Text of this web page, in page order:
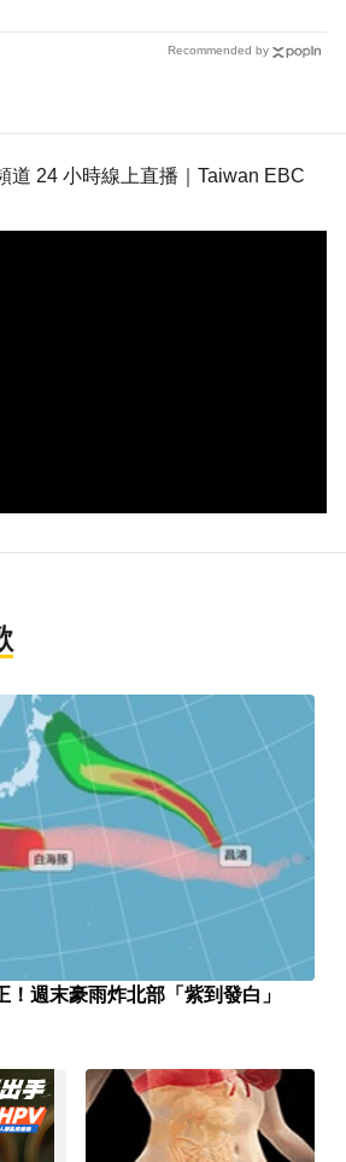
Recommended by
道 24 小時線上直播｜Taiwan EBC
！週末豪雨炸北部「紫到發白」